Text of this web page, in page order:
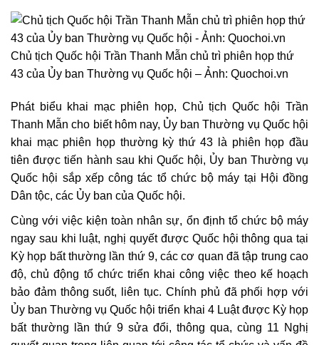
Chủ tịch Quốc hội Trần Thanh Mẫn chủ trì phiên họp thứ
43 của Ủy ban Thường vụ Quốc hội – Ảnh: Quochoi.vn
Phát biểu khai mạc phiên họp, Chủ tịch Quốc hội Trần
Thanh Mẫn cho biết hôm nay, Ủy ban Thường vụ Quốc hội
khai mạc phiên họp thường kỳ thứ 43 là phiên họp đầu
tiên được tiến hành sau khi Quốc hội, Ủy ban Thường vụ
Quốc hội sắp xếp công tác tổ chức bộ máy tại Hội đồng
Dân tộc, các Ủy ban của Quốc hội.
Cùng với việc kiện toàn nhân sự, ổn định tổ chức bộ máy
ngay sau khi luật, nghị quyết được Quốc hội thông qua tại
Kỳ họp bất thường lần thứ 9, các cơ quan đã tập trung cao
độ, chủ động tổ chức triển khai công việc theo kế hoạch
bảo đảm thông suốt, liên tục. Chính phủ đã phối hợp với
Ủy ban Thường vụ Quốc hội triển khai 4 Luật được Kỳ họp
bất thường lần thứ 9 sửa đổi, thông qua, cùng 11 Nghị